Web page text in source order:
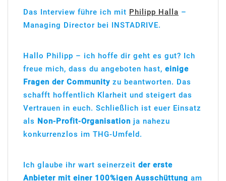
Das Interview führe ich mit Philipp Halla –
Managing Director bei INSTADRIVE.
Hallo Philipp – ich hoffe dir geht es gut? Ich
freue mich, dass du angeboten hast, einige
Fragen der Community zu beantworten. Das
schafft hoffentlich Klarheit und steigert das
Vertrauen in euch. Schließlich ist euer Einsatz
als Non-Profit-Organisation ja nahezu
konkurrenzlos im THG-Umfeld.
Ich glaube ihr wart seinerzeit der erste
Anbieter mit einer 100%igen Ausschüttung am